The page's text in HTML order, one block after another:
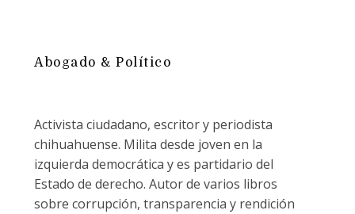
Abogado & Político
Activista ciudadano, escritor y periodista
chihuahuense. Milita desde joven en la
izquierda democrática y es partidario del
Estado de derecho. Autor de varios libros
sobre corrupción, transparencia y rendición